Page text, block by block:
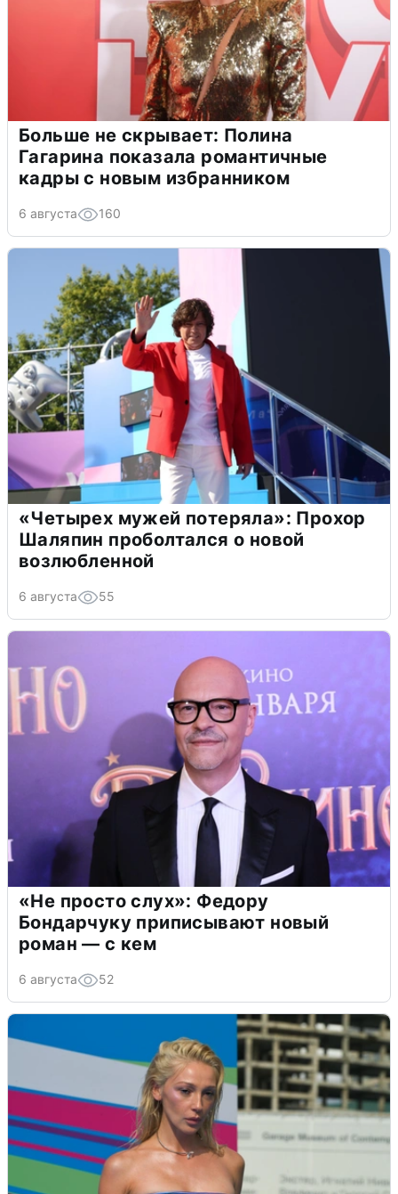
Больше не скрывает: Полина
Гагарина показала романтичные
кадры с новым избранником
6 августа 160
«Четырех мужей потеряла»: Прохор
Шаляпин проболтался о новой
возлюбленной
6 августа 55
«Не просто слух»: Федору
Бондарчуку приписывают новый
роман — с кем
6 августа 52